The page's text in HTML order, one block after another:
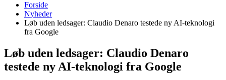
Forside
Nyheder
Løb uden ledsager: Claudio Denaro testede ny AI-teknologi
fra Google
Løb uden ledsager: Claudio Denaro
testede ny AI-teknologi fra Google